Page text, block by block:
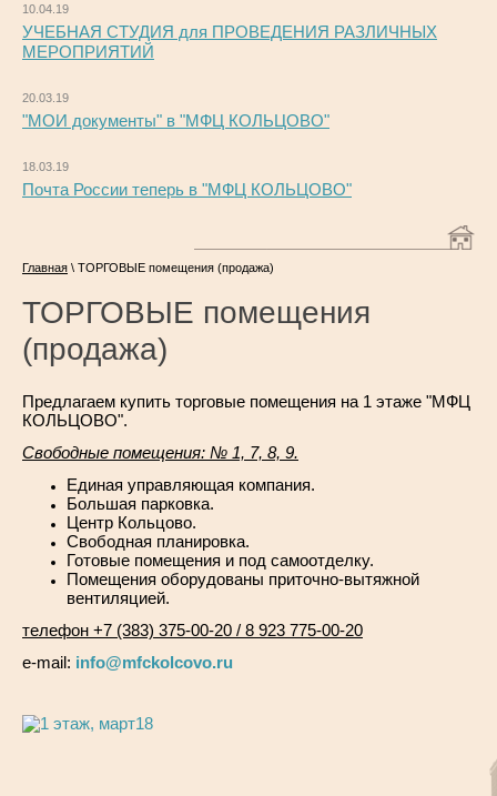
10.04.19
УЧЕБНАЯ СТУДИЯ для ПРОВЕДЕНИЯ РАЗЛИЧНЫХ
МЕРОПРИЯТИЙ
20.03.19
"МОИ документы" в "МФЦ КОЛЬЦОВО"
18.03.19
Почта России теперь в "МФЦ КОЛЬЦОВО"
Главная \ ТОРГОВЫЕ помещения (продажа)
ТОРГОВЫЕ помещения
(продажа)
Предлагаем купить торговые помещения на 1 этаже "МФЦ
КОЛЬЦОВО".
Свободные помещения: № 1, 7, 8, 9.
Единая управляющая компания.
Большая парковка.
Центр Кольцово.
Свободная планировка.
Готовые помещения и под самоотделку.
Помещения оборудованы приточно-вытяжной
вентиляцией.
телефон +7 (383) 375-00-20 / 8 923 775-00-20
e-mail: info@mfckolcovo.ru